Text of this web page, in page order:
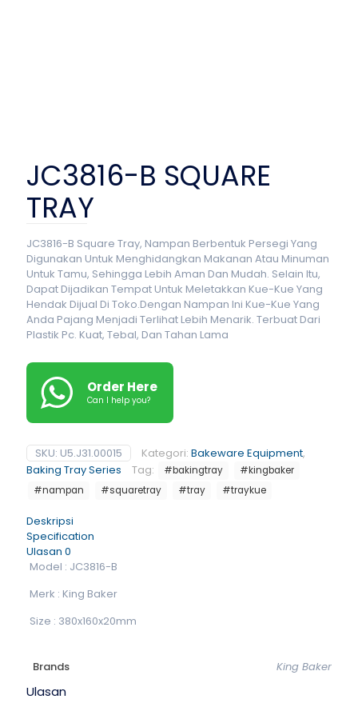
JC3816-B SQUARE
TRAY
JC3816-B Square Tray, Nampan Berbentuk Persegi Yang
Digunakan Untuk Menghidangkan Makanan Atau Minuman
Untuk Tamu, Sehingga Lebih Aman Dan Mudah. Selain Itu,
Dapat Dijadikan Tempat Untuk Meletakkan Kue-Kue Yang
Hendak Dijual Di Toko.Dengan Nampan Ini Kue-Kue Yang
Anda Pajang Menjadi Terlihat Lebih Menarik. Terbuat Dari
Plastik Pc. Kuat, Tebal, Dan Tahan Lama
Order Here
Can I help you?
SKU: U5.J31.00015 Kategori: Bakeware Equipment,
Baking Tray Series
Tag: #bakingtray
#kingbaker
#nampan
#squaretray #tray #traykue
Deskripsi
Specification
Ulasan 0
Model : JC3816-B
Merk : King Baker
Size : 380x160x20mm
Brands King Baker
Ulasan